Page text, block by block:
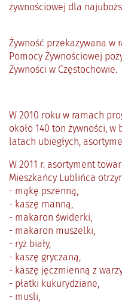
żywnościowej dla
Żywność przekazywana w
Pomocy Żywnościowej
Żywności w Częstochowie.
W 2010 roku w ramach
około 140 ton żywności,
latach ubiegłych,
W 2011 r. asortyment
Mieszkańcy Lublińca
- mąkę pszenną,
- kaszę manną,
- makaron świderki,
- makaron muszelki,
- ryż biały,
- kaszę gryczaną,
- kaszę jęczmienną z
- płatki kukurydziane,
- musli,